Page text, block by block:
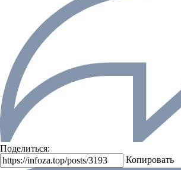
Поделиться:
Копировать